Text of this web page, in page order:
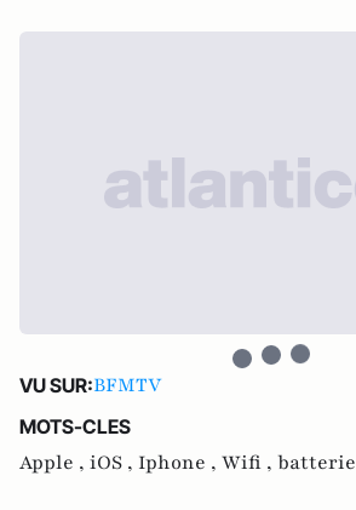
VU SUR:BFMTV
MOTS-CLES
Apple , iOS , Iphone , Wifi , batterie